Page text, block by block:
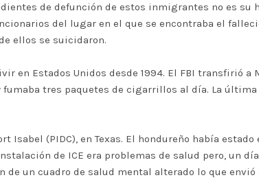
de defunción de estos inmigrantes no es
del lugar en el que se encontraba el
ellos se suicidaron.
en Estados Unidos desde 1994. El FBI transfirió a
tres paquetes de cigarrillos al día. La
Isabel (PIDC), en Texas. El hondureño había
de ICE era problemas de salud pero, un
un cuadro de salud mental alterado lo que